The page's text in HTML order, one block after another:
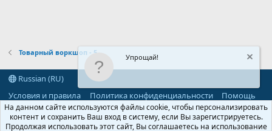
Товарный воркшоп - 5
Russian (RU)
Условия и правила
Политика конфиденциальности Помощь
R
S
Community platform by XenForo® © 2010-2026 XenForo Ltd.
Упрощай!
На данном сайте используются файлы cookie, чтобы персонализировать
контент и сохранить Ваш вход в систему, если Вы зарегистрируетесь.
Продолжая использовать этот сайт, Вы соглашаетесь на использование